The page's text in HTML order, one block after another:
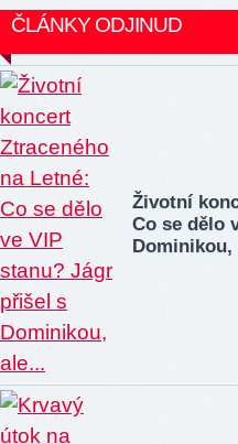
ČLÁNKY ODJINUD
Životní
Co se dělo
Dominikou,